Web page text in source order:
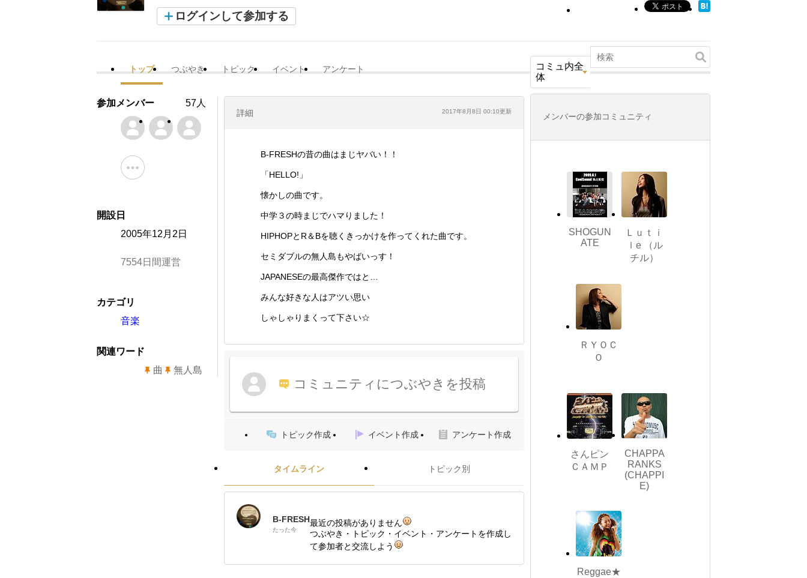
ログインして参加する
トップ つぶやき トピック イベント アンケート
コミュ内全
体
詳細 2017年8月8日 00:10更新
B-FRESHの昔の曲はまじヤバい！！
「HELLO!」
懐かしの曲です。
中学３の時まじでハマりました！
HIPHOPとR＆Bを聴くきっかけを作ってくれた曲です。
セミダブルの無人島もやばいっす！
JAPANESEの最高傑作ではと…
みんな好きな人はアツい思い
しゃしゃりまくって下さい☆
コミュニティにつぶやきを投稿
トピック作成 イベント作成 アンケート作成
タイムライン トピック別
B-FRESH
たった今
最近の投稿がありません
つぶやき・トピック・イベント・アンケートを作成し
て参加者と交流しよう
参加メンバー 57人
開設日
2005年12月2日
7554日間運営
カテゴリ
音楽
関連ワード
曲
無人島
メンバーの参加コミュニティ
SHOGUN
ATE
Ｌｕｔｉ
ｌe （ル
チル）
ＲＹＯＣ
Ｏ
さんピン
ＣＡＭＰ
CHAPPA
RANKS
(CHAPPI
E)
Reggae★